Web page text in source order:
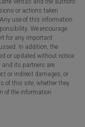
or actions taken
use of this information
We encourage
for any important
In addition, the
or updated without notice.
its partners are
or indirect damages, or
of this site, whether they
of the information